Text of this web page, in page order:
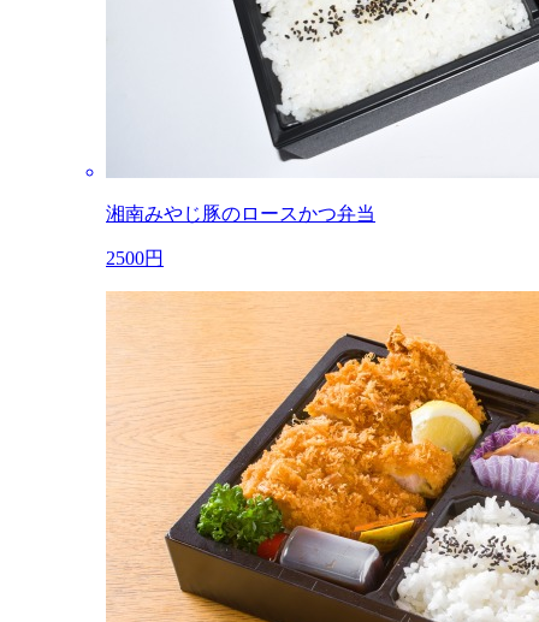
湘南みやじ豚のロースかつ弁当
2500円